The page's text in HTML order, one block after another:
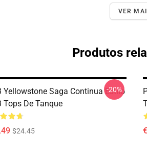
VER
Produtos
Yellowstone Saga Continua Estilo
Tops De Tanque
$24.45
-20%